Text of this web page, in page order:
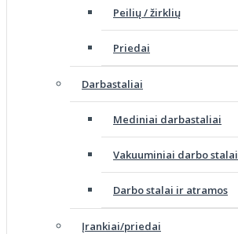
Peilių / žirklių
Priedai
Darbastaliai
Mediniai darbastaliai
Vakuuminiai darbo stalai
Darbo stalai ir atramos
Įrankiai/priedai